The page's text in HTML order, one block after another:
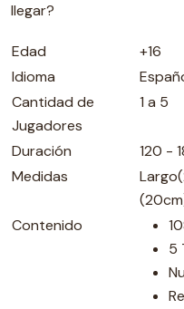
llegar?
Edad
+16
Idioma
Cantidad de
Jugadores
1 a 5
Duración
120 -
Medidas
Contenido
5